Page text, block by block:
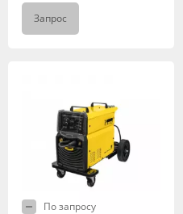
Запрос
По запросу